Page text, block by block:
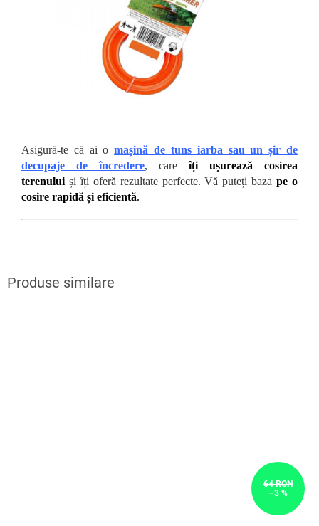
Asigură-te că ai omașină de tuns iarba sau un șir de
decupaje deîncredere, careîți ușurează cosirea
terenului și îți oferă rezultate perfecte. Vă puteți bazape o
cosire rapidă și eficientă.
64 RON
–3 %